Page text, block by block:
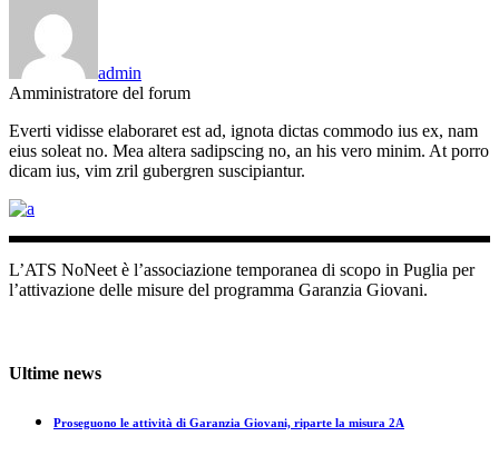
admin
Amministratore del forum
Everti vidisse elaboraret est ad, ignota dictas commodo ius ex, nam
eius soleat no. Mea altera sadipscing no, an his vero minim. At porro
dicam ius, vim zril gubergren suscipiantur.
L’ATS NoNeet è l’associazione temporanea di scopo in Puglia per
l’attivazione delle misure del programma Garanzia Giovani.
Ultime news
Proseguono le attività di Garanzia Giovani, riparte la misura 2A